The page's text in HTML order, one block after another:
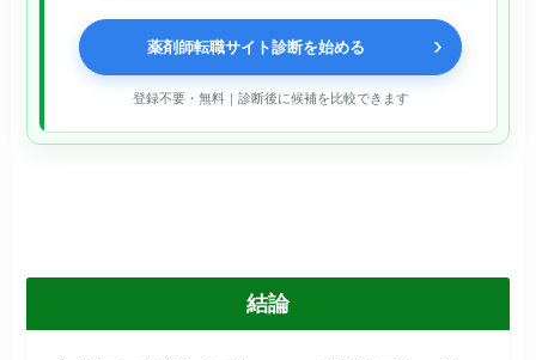
薬剤師転職サイト診断を始める ›
登録不要・無料｜診断後に候補を比較できます
結論